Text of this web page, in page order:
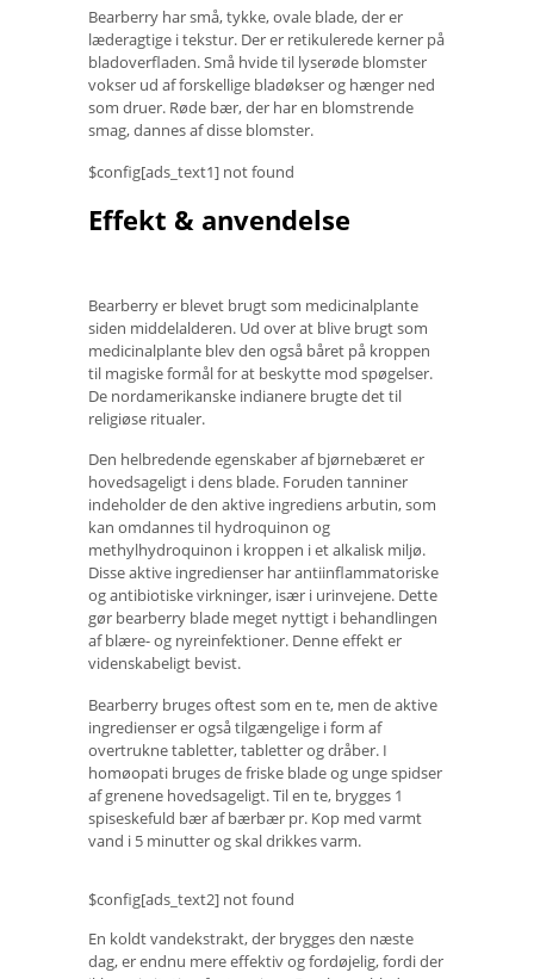
Bearberry har små, tykke, ovale blade, der er
læderagtige i tekstur. Der er retikulerede kerner på
bladoverfladen. Små hvide til lyserøde blomster
vokser ud af forskellige bladøkser og hænger ned
som druer. Røde bær, der har en blomstrende
smag, dannes af disse blomster.
$config[ads_text1] not found
Effekt & anvendelse
Bearberry er blevet brugt som medicinalplante
siden middelalderen. Ud over at blive brugt som
medicinalplante blev den også båret på kroppen
til magiske formål for at beskytte mod spøgelser.
De nordamerikanske indianere brugte det til
religiøse ritualer.
Den helbredende egenskaber af bjørnebæret er
hovedsageligt i dens blade. Foruden tanniner
indeholder de den aktive ingrediens arbutin, som
kan omdannes til hydroquinon og
methylhydroquinon i kroppen i et alkalisk miljø.
Disse aktive ingredienser har antiinflammatoriske
og antibiotiske virkninger, især i urinvejene. Dette
gør bearberry blade meget nyttigt i behandlingen
af ​​blære- og nyreinfektioner. Denne effekt er
videnskabeligt bevist.
Bearberry bruges oftest som en te, men de aktive
ingredienser er også tilgængelige i form af
overtrukne tabletter, tabletter og dråber. I
homøopati bruges de friske blade og unge spidser
af grenene hovedsageligt. Til en te, brygges 1
spiseskefuld bær af bærbær pr. Kop med varmt
vand i 5 minutter og skal drikkes varm.
$config[ads_text2] not found
En koldt vandekstrakt, der brygges den næste
dag, er endnu mere effektiv og fordøjelig, fordi der